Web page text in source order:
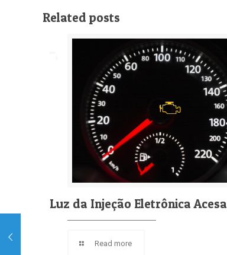
Related posts
Luz da Injeção Eletrônica Acesa
Read more